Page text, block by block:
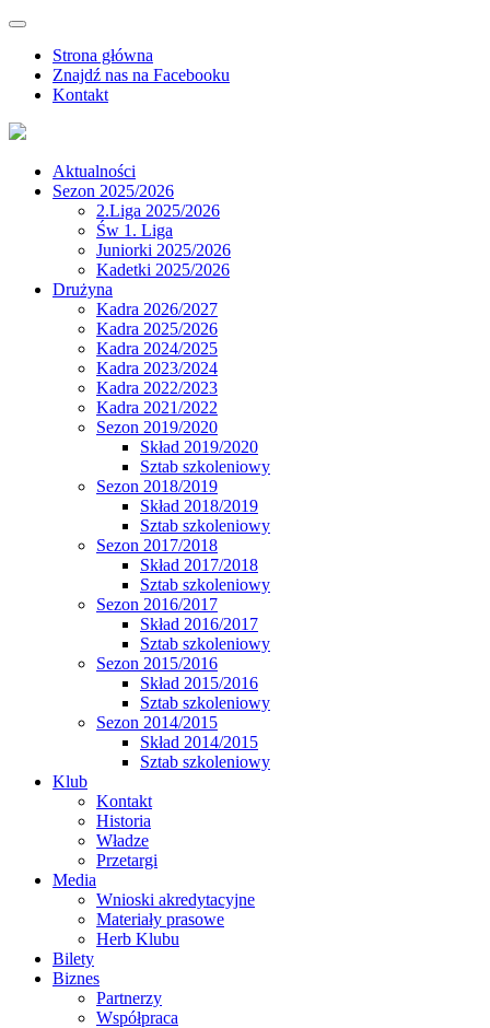
Strona główna
Znajdź nas na Facebooku
Kontakt
Aktualności
Sezon 2025/2026
2.Liga 2025/2026
Św 1. Liga
Juniorki 2025/2026
Kadetki 2025/2026
Drużyna
Kadra 2026/2027
Kadra 2025/2026
Kadra 2024/2025
Kadra 2023/2024
Kadra 2022/2023
Kadra 2021/2022
Sezon 2019/2020
Skład 2019/2020
Sztab szkoleniowy
Sezon 2018/2019
Skład 2018/2019
Sztab szkoleniowy
Sezon 2017/2018
Skład 2017/2018
Sztab szkoleniowy
Sezon 2016/2017
Skład 2016/2017
Sztab szkoleniowy
Sezon 2015/2016
Skład 2015/2016
Sztab szkoleniowy
Sezon 2014/2015
Skład 2014/2015
Sztab szkoleniowy
Klub
Kontakt
Historia
Władze
Przetargi
Media
Wnioski akredytacyjne
Materiały prasowe
Herb Klubu
Bilety
Biznes
Partnerzy
Współpraca